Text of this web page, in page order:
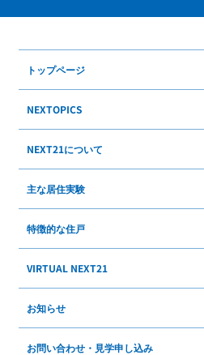
トップページ
NEXTOPICS
NEXT21について
主な居住実験
特徴的な住戸
VIRTUAL NEXT21
お知らせ
お問い合わせ・見学申し込み